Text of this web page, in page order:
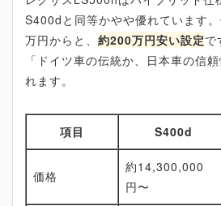
S400dと同等かやや優れています
万円からと、 約200万円安い設定で
「ドイツ車の伝統か、日本車の信
れます。
項目 S400d
価格
約14,300,000
円〜